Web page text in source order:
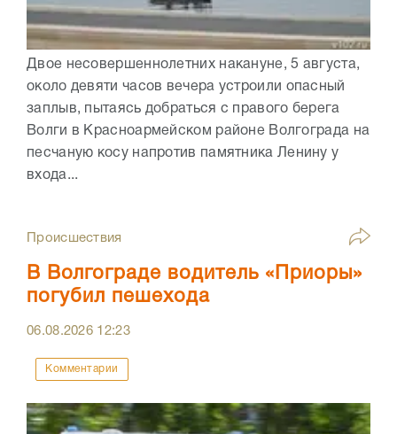
Двое несовершеннолетних накануне, 5 августа,
около девяти часов вечера устроили опасный
заплыв, пытаясь добраться с правого берега
Волги в Красноармейском районе Волгограда на
песчаную косу напротив памятника Ленину у
входа...
Происшествия
В Волгограде водитель «Приоры»
погубил пешехода
06.08.2026 12:23
Комментарии